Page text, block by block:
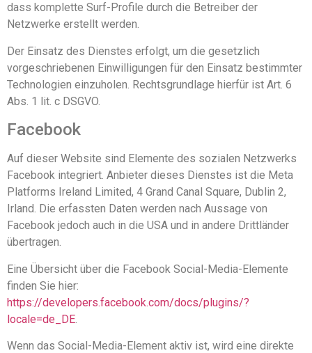
dass komplette Surf-Profile durch die Betreiber der
Netzwerke erstellt werden.
Der Einsatz des Dienstes erfolgt, um die gesetzlich
vorgeschriebenen Einwilligungen für den Einsatz bestimmter
Technologien einzuholen. Rechtsgrundlage hierfür ist Art. 6
Abs. 1 lit. c DSGVO.
Facebook
Auf dieser Website sind Elemente des sozialen Netzwerks
Facebook integriert. Anbieter dieses Dienstes ist die Meta
Platforms Ireland Limited, 4 Grand Canal Square, Dublin 2,
Irland. Die erfassten Daten werden nach Aussage von
Facebook jedoch auch in die USA und in andere Drittländer
übertragen.
Eine Übersicht über die Facebook Social-Media-Elemente
finden Sie hier:
https://developers.facebook.com/docs/plugins/?
locale=de_DE
Wenn das Social-Media-Element aktiv ist, wird eine direkte